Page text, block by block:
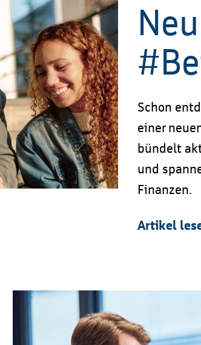
Schon
einer
bündelt
und
Finanzen.
Artikel